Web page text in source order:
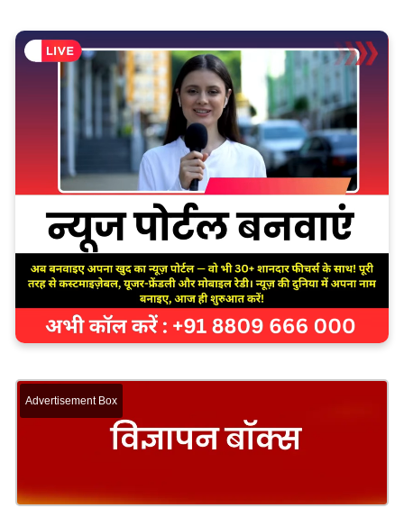
Advertisement Box